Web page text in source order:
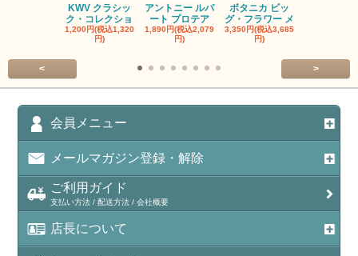
KWV クラシッ
ク・コレクショ
1,200円(税込1,320
円)
アントニー ルパ
ート プロテア
1,890円(税込2,079
円)
ボタニカ ビッ
グ・フラワー メ
3,350円(税込3,685
円)
< >
会員メニュー
メールマガジン登録・解除
ご利用ガイド
支払い方法 / 配送方法 / 会社概要
店長について